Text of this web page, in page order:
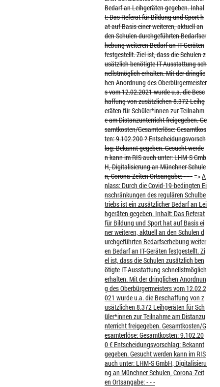
Bedarf an Leihgeräten gegeben. Inhal
t: Das Referat für Bildung und Sport h
at auf Basis einer weiteren, aktuell an
den Schulen durchgeführten Bedarfser
hebung weiteren Bedarf an IT-Geräten
festgestellt. Ziel ist, dass die Schulen z
usätzlich benötigte IT-Ausstattung sch
nellstmöglich erhalten. Mit der dringlic
hen Anordnung des Oberbürgermeister
s vom 12.02.2021 wurde u.a. die Besc
haffung von zusätzlichen 8.372 Leihg
eräten für Schüler*innen zur Teilnahm
e am Distanzunterricht freigegeben. Ge
samtkosten/Gesamterlöse: Gesamtkos
ten: 9.102.200 ? Entscheidungsvorsch
lag: Bekannt gegeben. Gesucht werde
n kann im RIS auch unter: LHM-S Gmb
H, Digitalisierung an Münchner Schule
n, Corona-Zeiten Ortsangabe: - - -=>A
nlass: Durch die Covid-19-bedingten Ei
nschränkungen des regulären Schulbe
triebs ist ein zusätzlicher Bedarf an Lei
hgeräten gegeben. Inhalt: Das Referat
für Bildung und Sport hat auf Basis ei
ner weiteren, aktuell an den Schulen d
urchgeführten Bedarfserhebung weiter
en Bedarf an IT-Geräten festgestellt. Zi
el ist, dass die Schulen zusätzlich ben
ötigte IT-Ausstattung schnellstmöglich
erhalten. Mit der dringlichen Anordnun
g des Oberbürgermeisters vom 12.02.2
021 wurde u.a. die Beschaffung von z
usätzlichen 8.372 Leihgeräten für Sch
üler*innen zur Teilnahme am Distanzu
nterricht freigegeben. Gesamtkosten/G
esamterlöse: Gesamtkosten: 9.102.20
0 € Entscheidungsvorschlag: Bekannt
gegeben. Gesucht werden kann im RIS
auch unter: LHM-S GmbH, Digitalisieru
ng an Münchner Schulen, Corona-Zeit
en Ortsangabe: - - -